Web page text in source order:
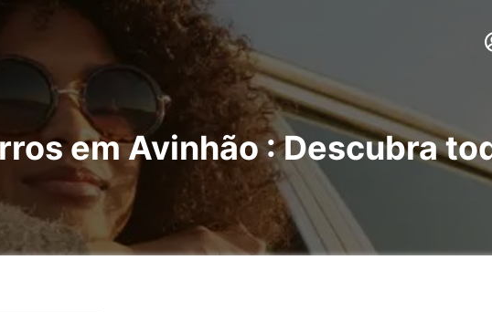
em Avinhão : Descubra